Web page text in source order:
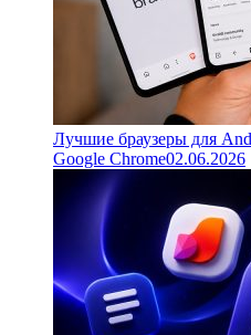
Лучшие браузеры для
Google Chrome02.06.2026